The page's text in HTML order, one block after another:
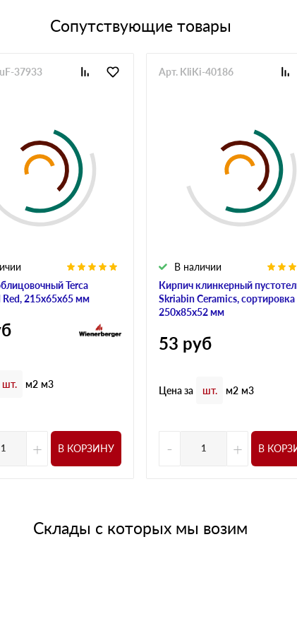
Сопутствующие товары
Terca
Red, 215х65х65 мм
37933
шт. м2 м3
+ В КОРЗИНУ
Кирпич клинкерный
Skriabin Ceramics, сортировка
250х85х52 мм
В наличии
Арт. KliKi-40186
53 руб
Цена за шт. м2 м3
- + В
Склады с которых мы возим